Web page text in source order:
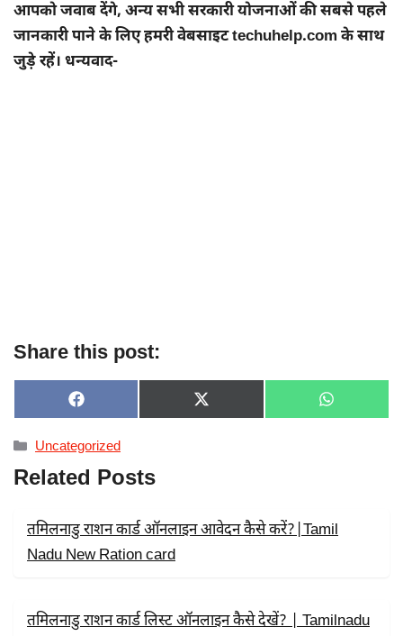
आपको जवाब देंगे, अन्य सभी सरकारी योजनाओं की सबसे पहले
जानकारी पाने के लिए हमरी वेबसाइट techuhelp.com के साथ
जुड़े रहें। धन्यवाद-
Share this post:
SHARE
ON
F
A
E
B
O
SHARE
ON
X
(
R
SHARE
ON
W
H
Categories
Uncategorized
Related Posts
तमिलनाडु राशन कार्ड ऑनलाइन आवेदन कैसे करें?|Tamil
Nadu New Ration card
तमिलनाडु राशन कार्ड लिस्ट ऑनलाइन कैसे देखें? | Tamilnadu